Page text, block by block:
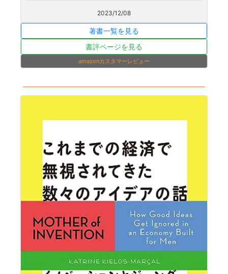
2023/12/08
著書一覧を見る
書評ページを見る
amazonカスタマーレビュー